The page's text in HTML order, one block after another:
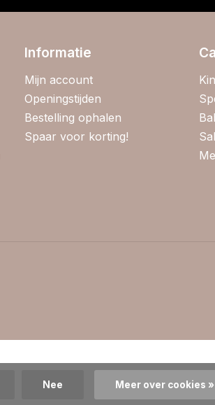
Informatie
Mijn account
Openingstijden
Bestelling ophalen
Spaar voor korting!
Nee Meer over cookies »